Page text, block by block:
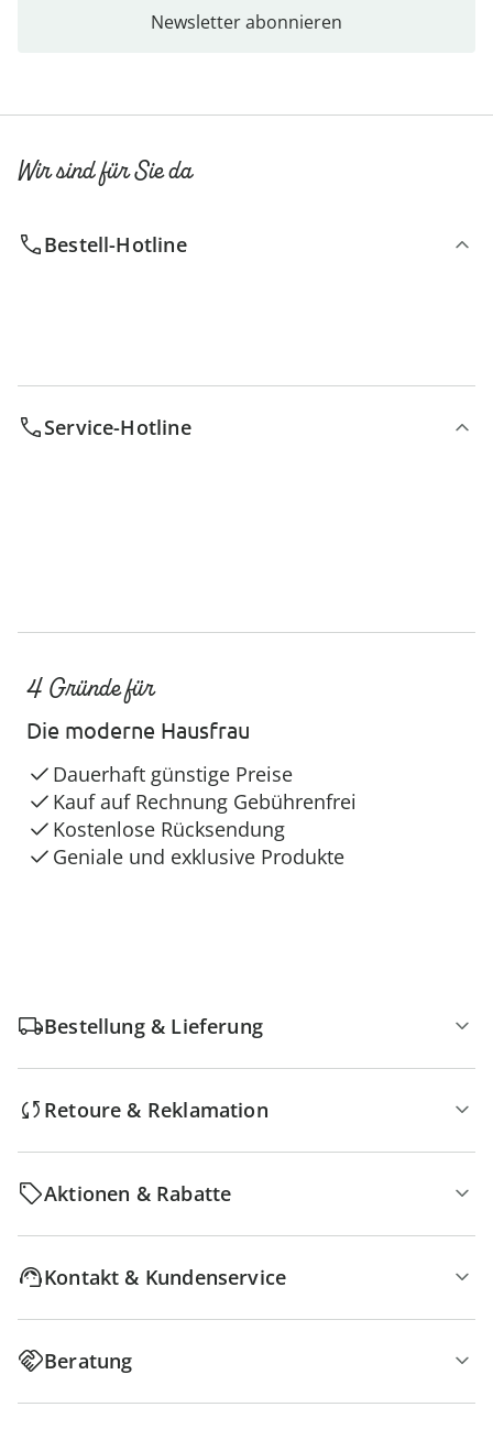
Newsletter abonnieren
Wir sind für Sie da
Bestell-Hotline
Service-Hotline
4 Gründe für
Die moderne Hausfrau
Dauerhaft günstige Preise
Kauf auf Rechnung Gebührenfrei
Kostenlose Rücksendung
Geniale und exklusive Produkte
Bestellung & Lieferung
Retoure & Reklamation
Aktionen & Rabatte
Kontakt & Kundenservice
Beratung